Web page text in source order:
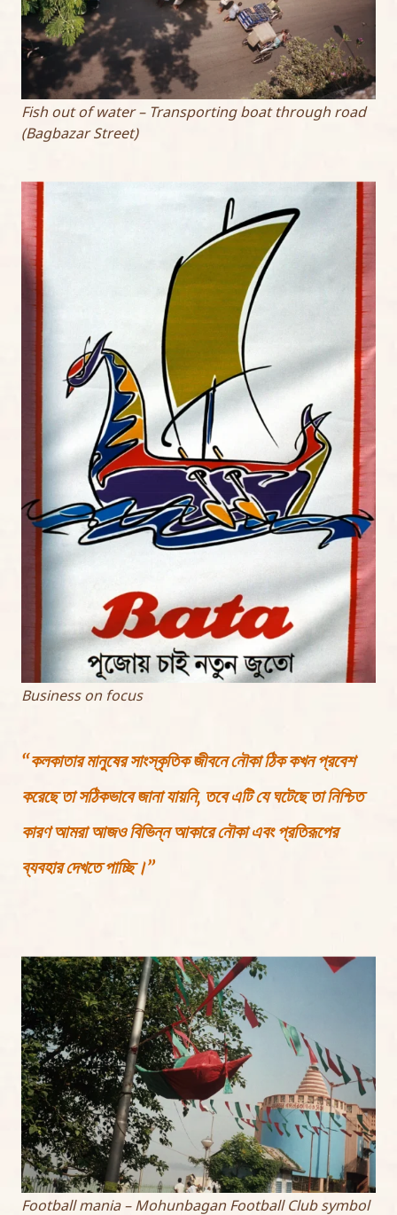
Fish out of water – Transporting boat through road
(Bagbazar Street)
Business on focus
“কলকাতার মানুষের সাংস্কৃতিক জীবনে নৌকা ঠিক কখন প্রবেশ
করেছে তা সঠিকভাবে জানা যায়নি, তবে এটি যে ঘটেছে তা নিশ্চিত
কারণ আমরা আজও বিভিন্ন আকারে নৌকা এবং প্রতিরূপের
ব্যবহার দেখতে পাচ্ছি।”
Football mania – Mohunbagan Football Club symbol